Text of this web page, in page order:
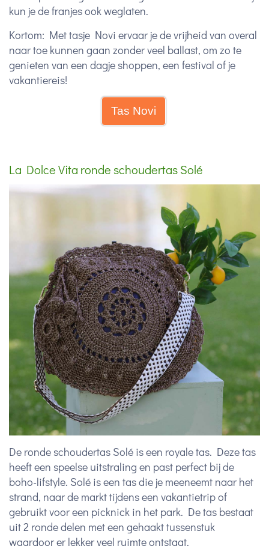
kun je de franjes ook weglaten.
Kortom: Met tasje Novi ervaar je de vrijheid van overal
naar toe kunnen gaan zonder veel ballast, om zo te
genieten van een dagje shoppen, een festival of je
vakantiereis!
Tas Novi
La Dolce Vita ronde schoudertas Solé
De ronde schoudertas Solé is een royale tas. Deze tas
heeft een speelse uitstraling en past perfect bij de
boho-lifstyle. Solé is een tas die je meeneemt naar het
strand, naar de markt tijdens een vakantietrip of
gebruikt voor een picknick in het park. De tas bestaat
uit 2 ronde delen met een gehaakt tussenstuk
waardoor er lekker veel ruimte ontstaat.